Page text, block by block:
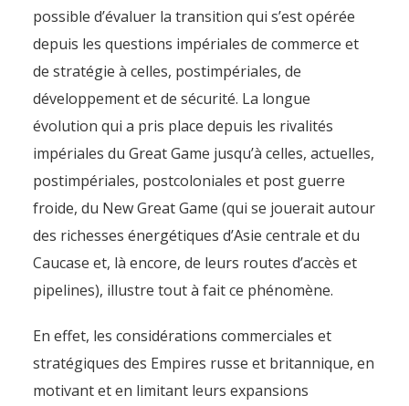
possible d’évaluer la transition qui s’est opérée
depuis les questions impériales de commerce et
de stratégie à celles, postimpériales, de
développement et de sécurité. La longue
évolution qui a pris place depuis les rivalités
impériales du Great Game jusqu’à celles, actuelles,
postimpériales, postcoloniales et post guerre
froide, du New Great Game (qui se jouerait autour
des richesses énergétiques d’Asie centrale et du
Caucase et, là encore, de leurs routes d’accès et
pipelines), illustre tout à fait ce phénomène.
En effet, les considérations commerciales et
stratégiques des Empires russe et britannique, en
motivant et en limitant leurs expansions